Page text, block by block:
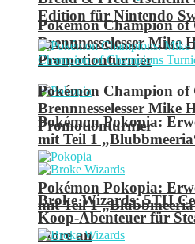
Pokémon Champion of
Brennnesselesser Mike
Promotionturnier
Pokémon Pokopia:
mit Teil 1
Broke Wizards: 5TH
Koop-Abenteuer für
Store an
Edition für Nintendo
Pokémon Champion of
Brennnesselesser Mike
Promotionturnier
Pokémon Pokopia:
mit Teil 1